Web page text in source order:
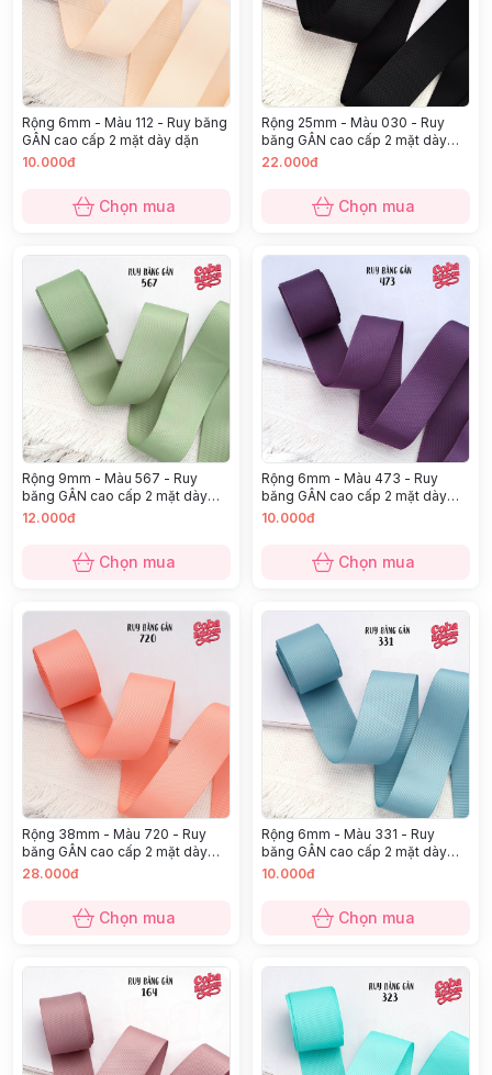
Rộng 6mm - Màu 112 - Ruy băng
GÂN cao cấp 2 mặt dày dặn
10.000đ
Chọn mua
Rộng 25mm - Màu 030 - Ruy
băng GÂN cao cấp 2 mặt dày
dặn
22.000đ
Chọn mua
Rộng 9mm - Màu 567 - Ruy
băng GÂN cao cấp 2 mặt dày
dặn
12.000đ
Chọn mua
Rộng 6mm - Màu 473 - Ruy
băng GÂN cao cấp 2 mặt dày
dặn
10.000đ
Chọn mua
Rộng 38mm - Màu 720 - Ruy
băng GÂN cao cấp 2 mặt dày
dặn
28.000đ
Chọn mua
Rộng 6mm - Màu 331 - Ruy
băng GÂN cao cấp 2 mặt dày
dặn
10.000đ
Chọn mua